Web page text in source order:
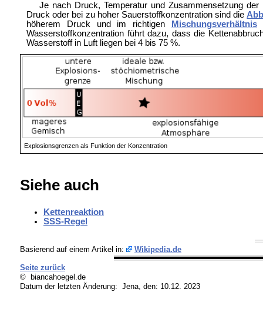
Je nach Druck, Temperatur und Zusammensetzung
Druck oder bei zu hoher Sauerstoffkonzentration sind die
höherem Druck und im richtigen
Mischungsverhältnis
Wasserstoffkonzentration führt dazu, dass die
Wasserstoff in Luft liegen bei 4 bis 75 %.
Explosionsgrenzen als Funktion der Konzentration
Siehe auch
Kettenreaktion
SSS-Regel
Basierend auf einem Artikel in: Wikipedia.de
Seite zurück
© biancahoegel.de
Datum der letzten Änderung: Jena, den: 10.12. 2023